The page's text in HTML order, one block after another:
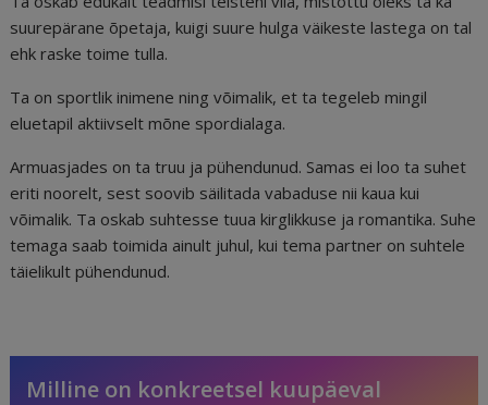
suurepärane õpetaja, kuigi suure hulga väikeste lastega on tal
ehk raske toime tulla.
Ta on sportlik inimene ning võimalik, et ta tegeleb mingil
eluetapil aktiivselt mõne spordialaga.
Armuasjades on ta truu ja pühendunud. Samas ei loo ta suhet
eriti noorelt, sest soovib säilitada vabaduse nii kaua kui
võimalik. Ta oskab suhtesse tuua kirglikkuse ja romantika. Suhe
temaga saab toimida ainult juhul, kui tema partner on suhtele
täielikult pühendunud.
Milline on konkreetsel kuupäeval